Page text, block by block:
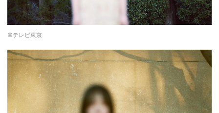
©テレビ東京